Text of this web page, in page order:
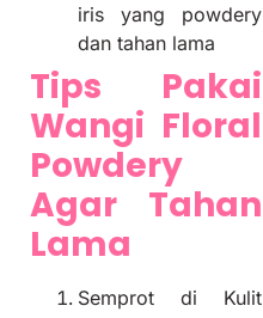
iris yang powdery
dan tahan lama
Tips Pakai
Wangi Floral
Powdery
Agar Tahan
Lama
Semprot di Kulit